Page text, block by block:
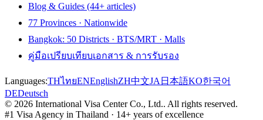
Blog & Guides (44+ articles)
77 Provinces · Nationwide
Bangkok: 50 Districts · BTS/MRT · Malls
คู่มือเปรียบเทียบเอกสาร & การรับรอง
Languages:THไทยENEnglishZH中文JA 日本語KO한국어
DEDeutsch
© 2026 International Visa Center Co., Ltd.. All rights reserved.
#1 Visa Agency in Thailand · 14+ years of excellence